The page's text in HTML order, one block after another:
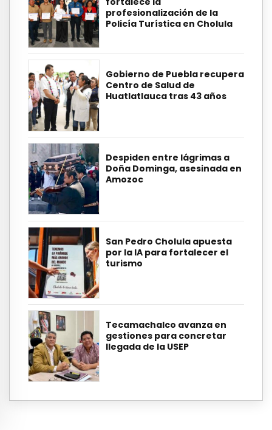
profesionalización de la
Policía Turística en Cholula
Gobierno de Puebla recupera
Centro de Salud de
Huatlatlauca tras 43 años
Despiden entre lágrimas a
Doña Dominga, asesinada en
Amozoc
San Pedro Cholula apuesta
por la IA para fortalecer el
turismo
Tecamachalco avanza en
gestiones para concretar
llegada de la USEP